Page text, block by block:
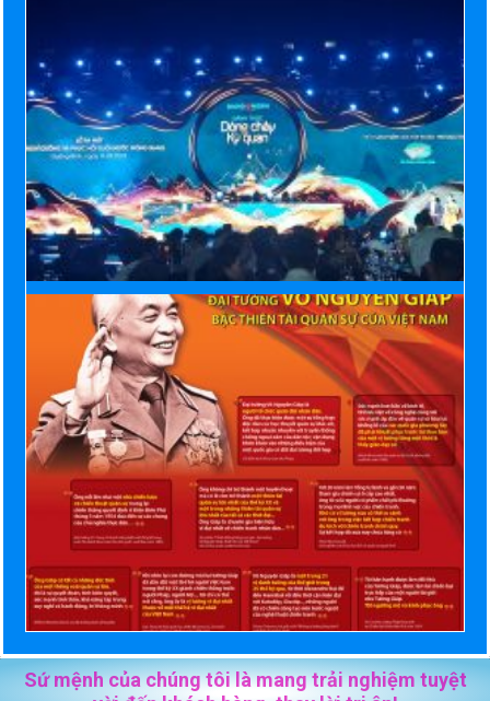
Sứ mệnh của chúng tôi là mang trải nghiệm tuyệt